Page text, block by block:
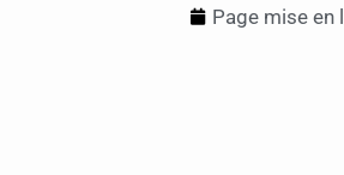
Page mise en